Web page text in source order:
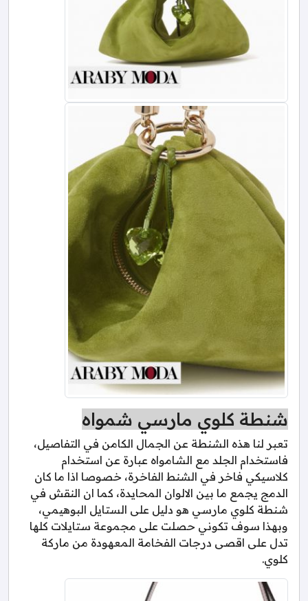
شنطة كلوي مارسي شمواه
تعبر لنا هذه الشنطة عن الجمال الكامن في التفاصيل،
فاستخدام الجلد مع الشامواه عبارة عن استخدام
كلاسيكي فاخر في الشنط الفاخرة، خصوصا اذا ما كان
الدمج يجمع ما بين الالوان المحايدة، كما ان النقش في
شنطة كلوي مارسي هو دليل على الستايل البوهيمي،
وبهذا سوف تكوني حصلت على مجموعة ستايلات كلها
تدل على اقصى درجات الفخامة المعهودة من ماركة
كلوي.